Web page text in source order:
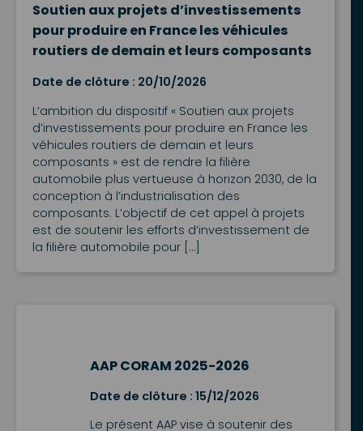
Soutien aux projets d’investissements
pour produire en France les véhicules
routiers de demain et leurs composants
Date de clôture : 20/10/2026
L’ambition du dispositif « Soutien aux projets
d’investissements pour produire en France les
véhicules routiers de demain et leurs
composants » est de rendre la filière
automobile plus vertueuse à horizon 2030, de la
conception à l’industrialisation des
composants. L’objectif de cet appel à projets
est de soutenir les efforts d’investissement de
la filière automobile pour […]
AAP CORAM 2025-2026
Date de clôture : 15/12/2026
Le présent AAP vise à soutenir des